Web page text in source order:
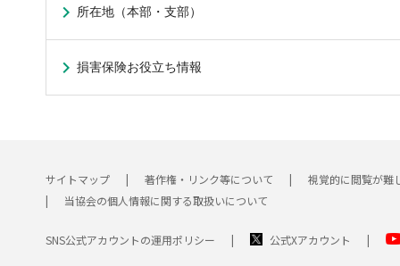
所在地（本部・支部）
損害保険お役立ち情報
サイトマップ 著作権・リンク等について
視覚的に閲覧が難
当協会の個人情報に関する取扱いについて
SNS公式アカウントの運用ポリシー 公式Xアカウント